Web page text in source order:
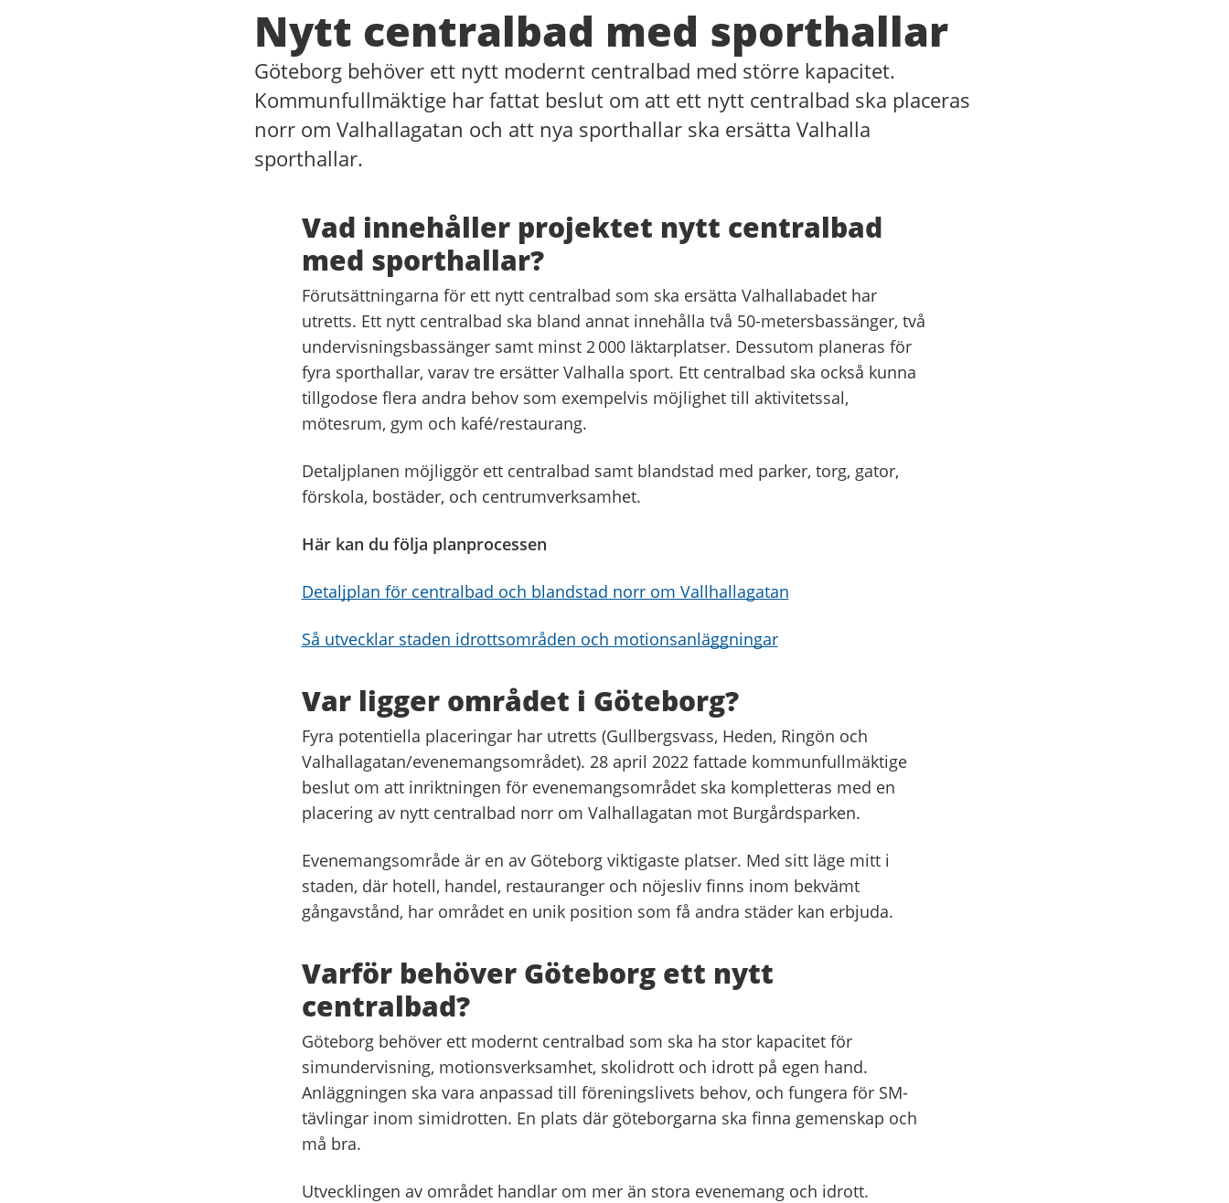
Nytt centralbad med sporthallar
Göteborg behöver ett nytt modernt centralbad med större kapacitet.
Kommunfullmäktige har fattat beslut om att ett nytt centralbad ska placeras
norr om Valhallagatan och att nya sporthallar ska ersätta Valhalla
sporthallar.
Vad innehåller projektet nytt centralbad
med sporthallar?
Förutsättningarna för ett nytt centralbad som ska ersätta Valhallabadet har
utretts. Ett nytt centralbad ska bland annat innehålla två 50-metersbassänger, två
undervisningsbassänger samt minst 2 000 läktarplatser. Dessutom planeras för
fyra sporthallar, varav tre ersätter Valhalla sport. Ett centralbad ska också kunna
tillgodose flera andra behov som exempelvis möjlighet till aktivitetssal,
mötesrum, gym och kafé/restaurang.
Detaljplanen möjliggör ett centralbad samt blandstad med parker, torg, gator,
förskola, bostäder, och centrumverksamhet.
Här kan du följa planprocessen
Detaljplan för centralbad och blandstad norr om Vallhallagatan
Så utvecklar staden idrottsområden och motionsanläggningar
Var ligger området i Göteborg?
Fyra potentiella placeringar har utretts (Gullbergsvass, Heden, Ringön och
Valhallagatan/evenemangsområdet). 28 april 2022 fattade kommunfullmäktige
beslut om att inriktningen för evenemangsområdet ska kompletteras med en
placering av nytt centralbad norr om Valhallagatan mot Burgårdsparken.
Evenemangsområde är en av Göteborg viktigaste platser. Med sitt läge mitt i
staden, där hotell, handel, restauranger och nöjesliv finns inom bekvämt
gångavstånd, har området en unik position som få andra städer kan erbjuda.
Varför behöver Göteborg ett nytt
centralbad?
Göteborg behöver ett modernt centralbad som ska ha stor kapacitet för
simundervisning, motionsverksamhet, skolidrott och idrott på egen hand.
Anläggningen ska vara anpassad till föreningslivets behov, och fungera för SM-
tävlingar inom simidrotten. En plats där göteborgarna ska finna gemenskap och
må bra.
Utvecklingen av området handlar om mer än stora evenemang och idrott.